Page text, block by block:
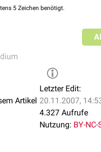
Beispiel
Insuffizienz
5 Zeichen benötigt.
Artikel
Letzter Edit:
20.11.2007,
4.327 Aufrufe
Nutzung: BY-NC-